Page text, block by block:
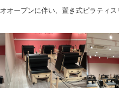
オープンに伴い、置き式ピラティ